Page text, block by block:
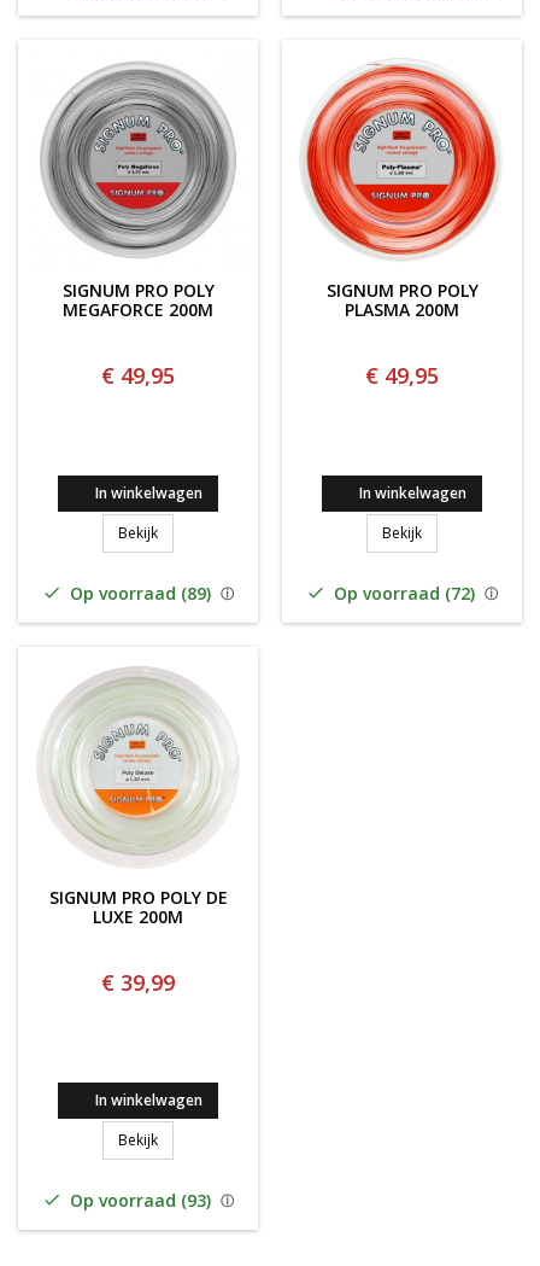
SIGNUM PRO POLY
MEGAFORCE 200M
€ 49,95
In winkelwagen
BekijkSIGNUM PRO POLY MEGAFORCE 200M
 Op voorraad (89)
SIGNUM PRO POLY
PLASMA 200M
€ 49,95
In winkelwagen
BekijkSignum Pro Poly
 Op voorraad (72)
SIGNUM PRO POLY DE
LUXE 200M
€ 39,99
In winkelwagen
BekijkSignum Pro Poly de Luxe 200m
 Op voorraad (93)